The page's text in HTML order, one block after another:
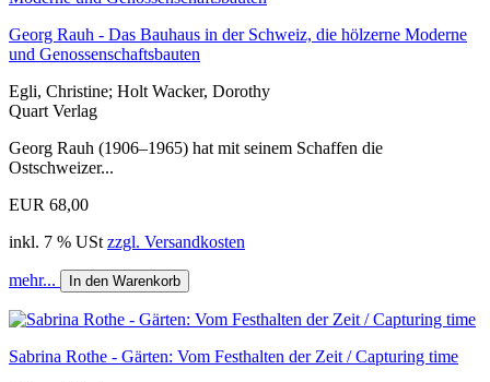
Georg Rauh - Das Bauhaus in der Schweiz, die hölzerne Moderne
und Genossenschaftsbauten
Egli, Christine; Holt Wacker, Dorothy
Quart Verlag
Georg Rauh (1906–1965) hat mit seinem Schaffen die
Ostschweizer...
EUR 68,00
inkl. 7 % USt zzgl. Versandkosten
mehr... In den Warenkorb
Sabrina Rothe - Gärten: Vom Festhalten der Zeit / Capturing time